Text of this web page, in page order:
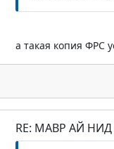
а такая копия ФРС
RE: МАВР АЙ